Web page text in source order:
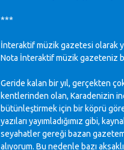
***
İnteraktif müzik gazetesi olarak
Nota İnteraktif müzik gazeteniz
Geride kalan bir yıl, gerçekten
kentlerinden olan, Karadenizin
bütünleştirmek için bir köprü
yazıları yayımladığımız gibi,
seyahatler gereği bazan
alıyorum. Bu nedenle bazı